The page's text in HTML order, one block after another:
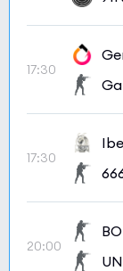
17:30
17:30
20:00